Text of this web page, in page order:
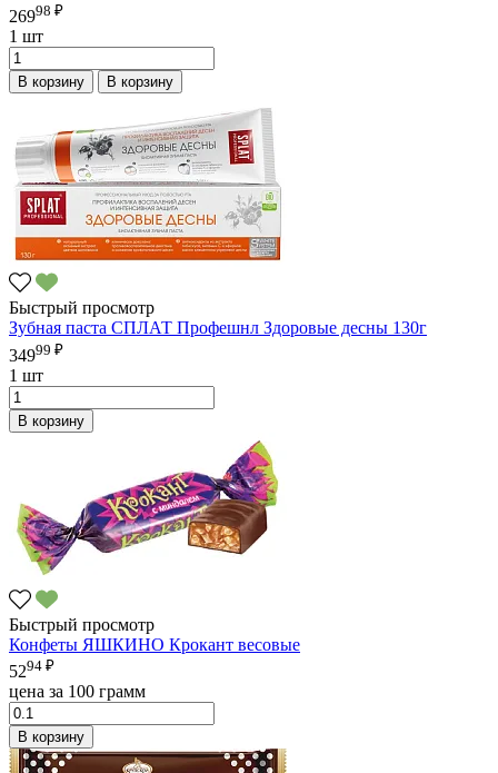
26998 ₽
1 шт
В корзину В корзину
Быстрый просмотр
Зубная паста СПЛАТ Профешнл Здоровые десны 130г
34999 ₽
1 шт
В корзину
Быстрый просмотр
Конфеты ЯШКИНО Крокант весовые
5294 ₽
цена за 100 грамм
В корзину